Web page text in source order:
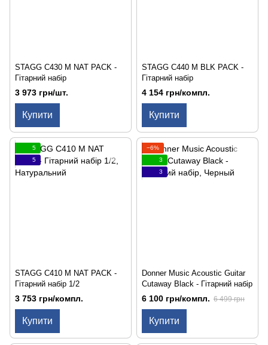
STAGG C430 M NAT PACK -
Гітарний набір
3 973 грн/шт.
Купити
STAGG C440 M BLK PACK -
Гітарний набір
4 154 грн/компл.
Купити
5
5
STAGG C410 M NAT PACK -
Гітарний набір 1/2
3 753 грн/компл.
Купити
−6%
3
3
Donner Music Acoustic Guitar
Cutaway Black - Гітарний набір
6 100 грн/компл. 6 499 грн
Купити